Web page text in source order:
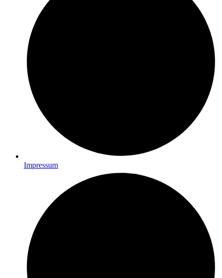
Impressum